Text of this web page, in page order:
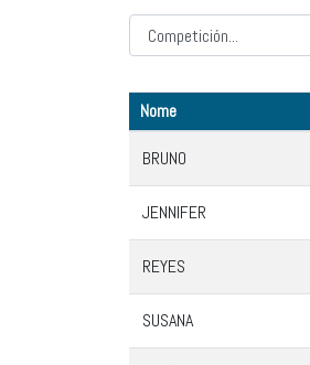
Competicion
Nome
BRUNO
JENNIFER
REYES
SUSANA